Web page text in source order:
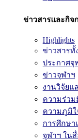
ข่าวสารและกิจ
Highlights
ข่าวสารทั้
ประกาศจุ
ข่าวจุฬาฯ
งานวิจัยแ
ความร่วม
ความภูมิใ
การศึกษา
จุฬาฯ ใน